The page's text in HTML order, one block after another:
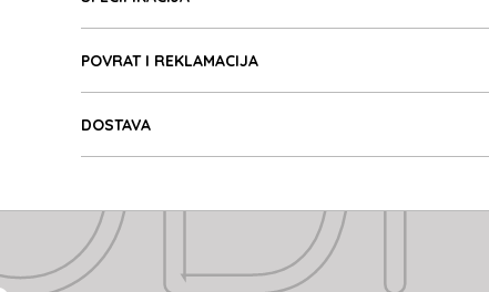
POVRAT I REKLAMACIJA
DOSTAVA